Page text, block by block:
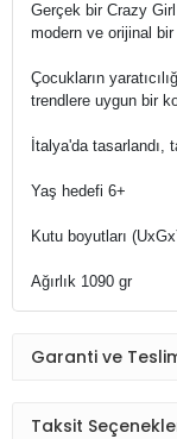
Gerçek bir Crazy
modern ve orijinal bir
Çocukların
trendlere uygun bir
İtalya'da tasarlandı,
Yaş hedefi 6+
Kutu boyutları
Ağırlık 1090 gr
Garanti ve
Taksit